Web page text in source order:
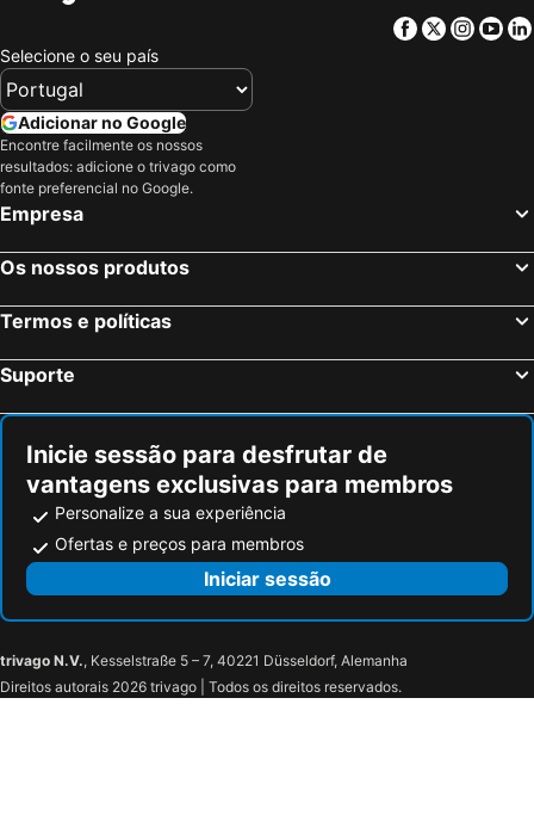
Continental Parkhotel
Hotel Funicolare
Crotto Di Gittana
Hotel Colibrì
Hotel La Peonía
Grand Hotel Villa Serbelloni
Hotel Il Nibbio
Hotel Vischi
Grand Hotel Menaggio
Hotel Sole
Hotel Sonenga
Hotel Riviera
Hotel Belvedere
Hotel Villa Cipressi
Suitenhotel Parco Paradiso
Hotel Mirabeau
Hotel Bersagliere
Hotel Ristorante Sassi Rossi
Parco San Marco Lifestyle Beach Resort
Hotel La Solitaria
Hotel Stella D'Italia
Hotel Merloni
La Dependance
Hotel Loveno
B&B Garzola
Albergo Il Vapore
Facebook
Twitter
Selecione o seu país
Adicionar no Google
Encontre facilmente os nossos
resultados: adicione o trivago como
fonte preferencial no Google.
Empresa
Os nossos produtos
Termos e políticas
Suporte
Inicie sessão para desfrutar de
vantagens exclusivas para membros
Personalize a sua experiência
Ofertas e preços para membros
Iniciar sessão
trivago N.V., Kesselstraße 5 – 7, 40221 Düsseldorf, Alemanha
Direitos autorais 2026 trivago | Todos os direitos reservados.